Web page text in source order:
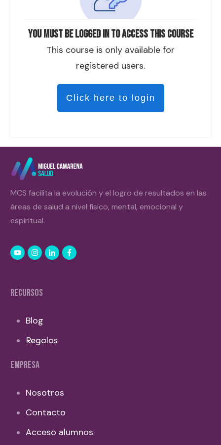
You must be logged in to access this course
This course is only available for
registered users.
Click here to login
MCS facilita la evolución y el logro de resultados en las
áreas de salud a nivel físico, mental, emocional y
espiritual.
RECURSOS
Blog
Regalos
EMPRESA
Nosotros
Contacto
Acceso alumnos